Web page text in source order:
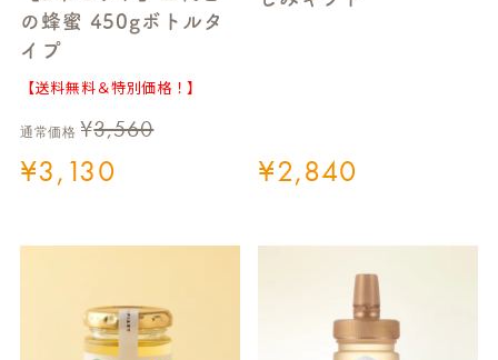
の蜂蜜 450gボトルタ
イプ
【送料無料＆特別価格！】
通常価格 ¥3,560
¥3,130 ¥2,840